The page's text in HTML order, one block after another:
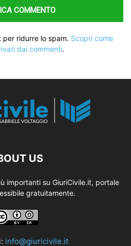
per ridurre lo spam. Scopri come
dai commenti.
US
importanti su GiuriCivile.it, portale
gratuitamente.
info@giuricivile.it